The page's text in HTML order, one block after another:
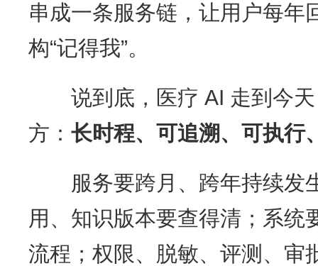
串成一条服务链，让用户每年
构“记得我”。
说到底，医疗 AI 走到今天
方： 长时程、可追溯、可执行
服务要跨月、跨年持续发
用、知识版本要查得清；系统
流程；权限、脱敏、评测、审